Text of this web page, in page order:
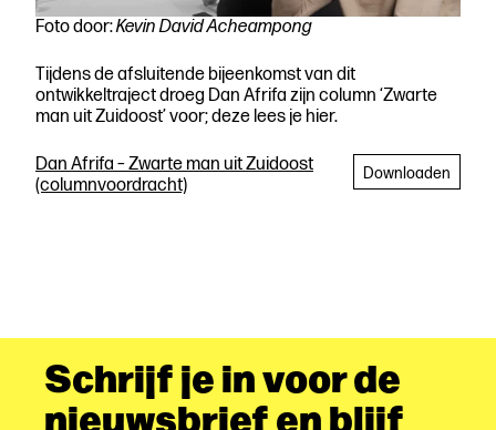
Foto door:Kevin David Acheampong
Tijdens de afsluitende bijeenkomst van dit
ontwikkeltraject droeg Dan Afrifa zijn column ‘Zwarte
man uit Zuidoost’ voor; deze lees je hier.
Dan Afrifa – Zwarte man uit Zuidoost
(columnvoordracht)
Downloaden
Schrijf je in voor de
nieuwsbrief en blijf